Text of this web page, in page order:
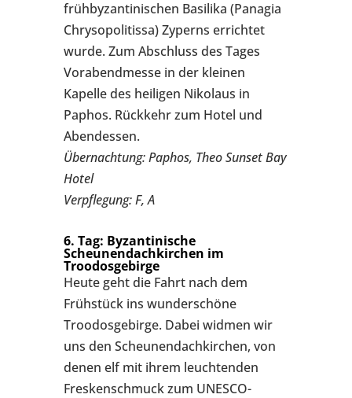
frühbyzantinischen Basilika (Panagia
Chrysopolitissa) Zyperns errichtet
wurde. Zum Abschluss des Tages
Vorabendmesse in der kleinen
Kapelle des heiligen Nikolaus in
Paphos. Rückkehr zum Hotel und
Abendessen.
Übernachtung: Paphos, Theo Sunset Bay
Hotel
Verpflegung: F, A
6. Tag: Byzantinische
Scheunendachkirchen im
Troodosgebirge
Heute geht die Fahrt nach dem
Frühstück ins wunderschöne
Troodosgebirge. Dabei widmen wir
uns den Scheunendachkirchen, von
denen elf mit ihrem leuchtenden
Freskenschmuck zum UNESCO-